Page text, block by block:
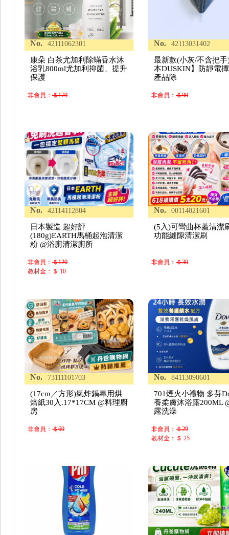
No. 42111062301
康朵 白茶尤加利除蟎香水沐
浴乳800ml尤加利抑菌、提升
保護
非會員：＄179
No. 42113031402
最新款(小灰/不含把手
本DUSKIN】防靜電
產品除
非會員：＄90
No. 42114112804
日本製造 超好評
(180g)EARTH馬桶起泡清潔
粉 @浴廁清潔廁所
非會員：＄120
教材金：＄ 10
No. 00114021601
(5入)可彎曲杯蓋清潔
功能縫隙清潔刷
非會員：＄30
No. 73111101703
(17cm／方形)氣炸鍋專用烘
焙紙30入.17*17CM @料理廚
房
非會員：＄69
No. 84113090601
701煙火小禮物 多芬
養柔膚沐浴露200ML
露洗澡
非會員：＄29
教材金：＄ 25